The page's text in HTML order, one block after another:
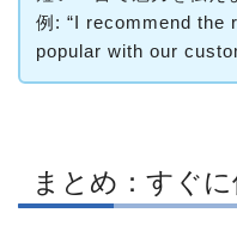
例: “I recommend the
popular with our
まとめ：すぐ